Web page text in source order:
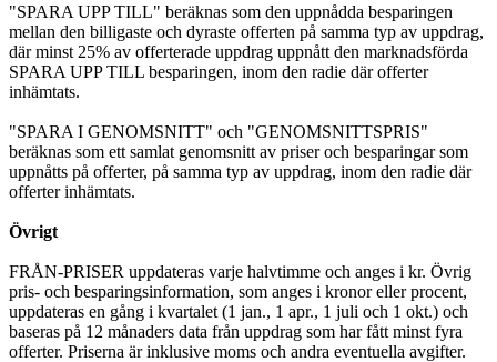
"SPARA UPP TILL" beräknas som den uppnådda besparingen
mellan den billigaste och dyraste offerten på samma typ av uppdrag,
där minst 25% av offerterade uppdrag uppnått den marknadsförda
SPARA UPP TILL besparingen, inom den radie där offerter
inhämtats.
"SPARA I GENOMSNITT" och "GENOMSNITTSPRIS"
beräknas som ett samlat genomsnitt av priser och besparingar som
uppnåtts på offerter, på samma typ av uppdrag, inom den radie där
offerter inhämtats.
Övrigt
FRÅN-PRISER uppdateras varje halvtimme och anges i kr. Övrig
pris- och besparingsinformation, som anges i kronor eller procent,
uppdateras en gång i kvartalet (1 jan., 1 apr., 1 juli och 1 okt.) och
baseras på 12 månaders data från uppdrag som har fått minst fyra
offerter. Priserna är inklusive moms och andra eventuella avgifter.